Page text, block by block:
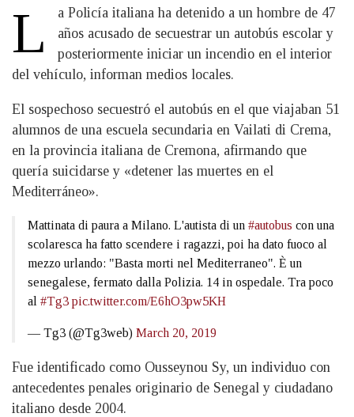
L
a Policía italiana ha detenido a un hombre de 47
años acusado de secuestrar un autobús escolar y
posteriormente iniciar un incendio en el interior
del vehículo, informan medios locales.
El sospechoso secuestró el autobús en el que viajaban 51
alumnos de una escuela secundaria en Vailati di Crema,
en la provincia italiana de Cremona, afirmando que
quería suicidarse y «detener las muertes en el
Mediterráneo».
Mattinata di paura a Milano. L'autista di un #autobus con una
scolaresca ha fatto scendere i ragazzi, poi ha dato fuoco al
mezzo urlando: "Basta morti nel Mediterraneo". È un
senegalese, fermato dalla Polizia. 14 in ospedale. Tra poco
al #Tg3 pic.twitter.com/E6hO3pw5KH
— Tg3 (@Tg3web) March 20, 2019
Fue identificado como Ousseynou Sy, un individuo con
antecedentes penales originario de Senegal y ciudadano
italiano desde 2004.